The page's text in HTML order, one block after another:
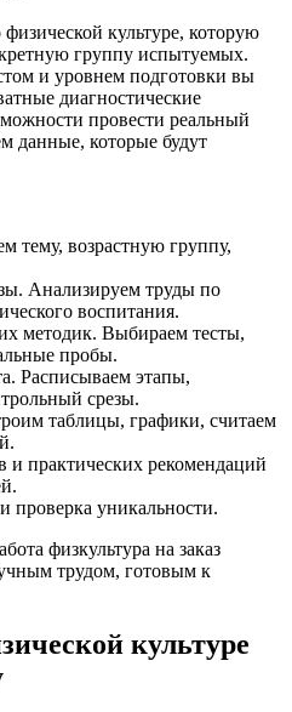
культуре, которую
группу испытуемых.
и уровнем подготовки вы
диагностические
провести реальный
данные, которые будут
тему, возрастную группу,
Анализируем труды по
воспитания.
методик. Выбираем тесты,
пробы.
Расписываем этапы,
срезы.
таблицы, графики, считаем
практических рекомендаций
уникальности.
физкультура на заказ
трудом, готовым к
культуре